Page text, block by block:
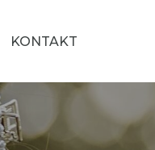
KONTAKT